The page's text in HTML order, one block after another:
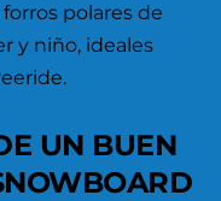
polares de
y niño, ideales
UN BUEN